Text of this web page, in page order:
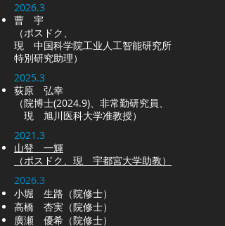
2026.3
曹 宇
（ポスドク、
現 中国科学院工业人工智能研究所
特別研究助理）
2025.3
​荻原 弘幸​
（院博士(2024.9)、非常勤研究員、
現 旭川医科大学准教授）
2021.3
山登 一輝
（ポスドク、現 宇都宮大学助教）
2026.3
小堀 生路（院修士）
高橋 杏実​（院修士）
廣瀬 優希（院修士）